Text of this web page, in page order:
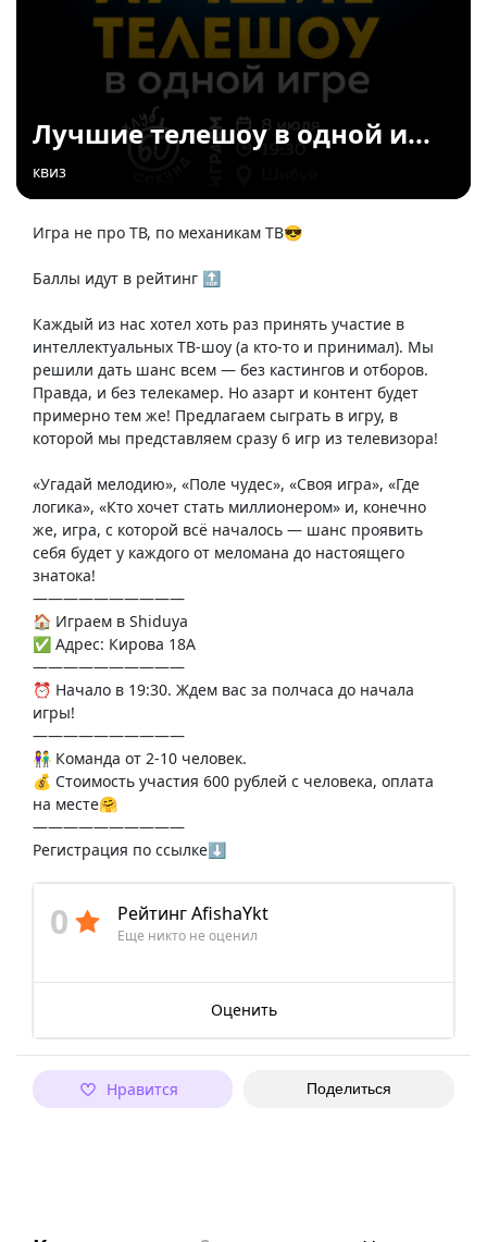
Лучшие телешоу в одной и...
квиз
Игра не про ТВ, по механикам ТВ😎
Баллы идут в рейтинг 🔝
Каждый из нас хотел хоть раз принять участие в
интеллектуальных ТВ-шоу (а кто-то и принимал). Мы
решили дать шанс всем — без кастингов и отборов.
Правда, и без телекамер. Но азарт и контент будет
примерно тем же! Предлагаем сыграть в игру, в
которой мы представляем сразу 6 игр из телевизора!
«Угадай мелодию», «Поле чудес», «Своя игра», «Где
логика», «Кто хочет стать миллионером» и, конечно
же, игра, с которой всё началось — шанс проявить
себя будет у каждого от меломана до настоящего
знатока!
——————————
🏠 Играем в Shiduya
✅ Адрес: Кирова 18А
——————————
⏰ Начало в 19:30. Ждем вас за полчаса до начала
игры!
——————————
👫 Команда от 2-10 человек.
💰 Стоимость участия 600 рублей с человека, оплата
на месте🤗
——————————
Регистрация по ссылке⬇️
0 Рейтинг AfishaYkt
Еще никто не оценил
Оценить
Нравится Поделиться